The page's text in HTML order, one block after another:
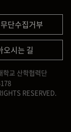
단수집거부
오시는 길
학교 산학협력단
RESERVED.